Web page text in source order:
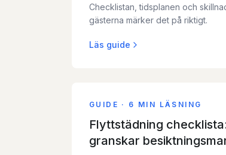
Checklistan, tidsplanen och
gästerna märker det på riktigt.
Läs guide
GUIDE · 6 MIN LÄSNING
Flyttstädning
granskar